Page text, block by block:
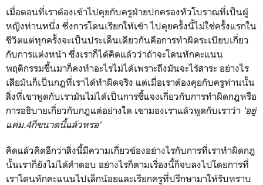
เมื่อตอนที่เราต้องเข้าไปคุยกับครูฝ่ายปกครองหัวโบราณที่เป็นผู้
หญิงท่านหนึ่ง ซึ่งการโดนเรียกให้เข้า ไปคุยครั้งนี้ไม่ใช่ครั้งแรกใน
ชีวิตแต่ทุกครั้งจะเป็นประเด็นเดียวกันคือการทำผิดระเบียบเกี่ยว
กับการแต่งหน้า ซึ่งเราก็ได้คิดแล้วว่าถ้าจะโดนหักคะแนน
พฤติกรรมขึ้นมาก็คงทำอะไรไม่ได้เพราะถึงมันจะไร้สาระ อย่างไร
เสียมันก็เป็นกฎที่เราได้ทำผิดจริง แต่เมื่อเราต้องคุยกับครูท่านนั้น
สิ่งที่เขาพูดกับเรามันไม่ได้เป็นการชี้แจงเกี่ยวกับการทำผิดกฎหรือ
การอธิบายเกี่ยวกับกฎแต่อย่างใด เขามองเราแล้วพูดกับเราว่า 'อยู่
แค่ม.4ก็ขนาดนี้แล้วหรอ'
คิดแล้วคิดอีกว่าสิ่งนี้มีความเกี่ยวข้องอย่างไรกับการที่เราทำผิดกฎ
นั้นเราก็ยังไม่ได้คำตอบ อย่างไรก็ตามเรื่องนี้ก็จบลงไปโดยการที่
เราโดนหักคะแนนไปเล็กน้อยและเรียกครูที่ปรึกษามาให้รับทราบ